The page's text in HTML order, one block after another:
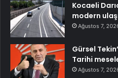
Kocaeli
modern
Ağustos 7,
Gürsel
Tarihi
Ağustos 7,